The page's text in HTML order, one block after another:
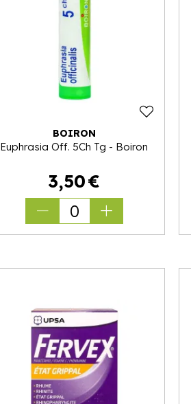
BOIRON
Euphrasia Off. 5Ch Tg - Boiron
3,50€
0